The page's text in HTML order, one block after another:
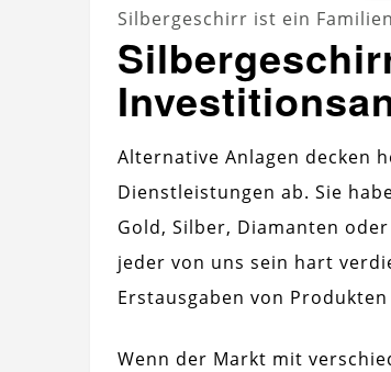
Silbergeschirr ist ein
Alternative Anlagen decken
Dienstleistungen ab. Sie
Gold, Silber, Diamanten
jeder von uns sein hart
Erstausgaben von
Wenn der Markt mit